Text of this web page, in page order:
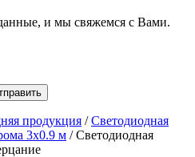
и мы свяжемся с Вами.
продукция /Светодиодная
3х0.9 м / Светодиодная